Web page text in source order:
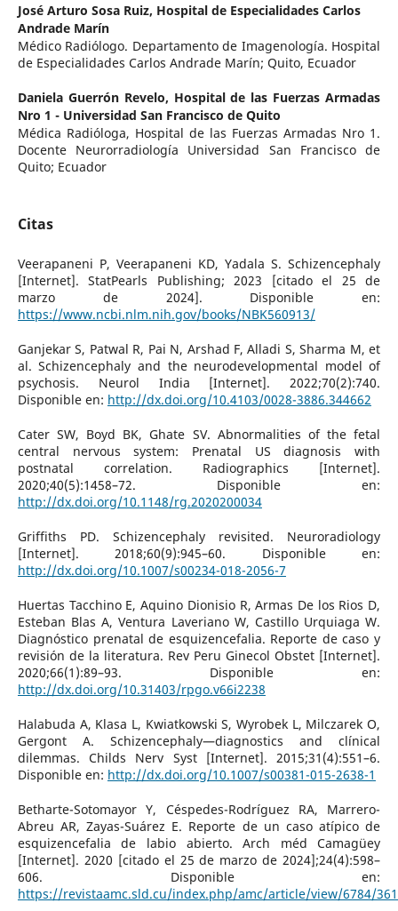
José Arturo Sosa Ruiz, Hospital de Especialidades Carlos
Andrade Marín
Médico Radiólogo. Departamento de Imagenología. Hospital
de Especialidades Carlos Andrade Marín; Quito, Ecuador
Daniela Guerrón Revelo, Hospital de las Fuerzas Armadas
Nro 1 - Universidad San Francisco de Quito
Médica Radióloga, Hospital de las Fuerzas Armadas Nro 1.
Docente Neurorradiología Universidad San Francisco de
Quito; Ecuador
Citas
Veerapaneni P, Veerapaneni KD, Yadala S. Schizencephaly
[Internet]. StatPearls Publishing; 2023 [citado el 25 de
marzo de 2024]. Disponible en:
https://www.ncbi.nlm.nih.gov/books/NBK560913/
Ganjekar S, Patwal R, Pai N, Arshad F, Alladi S, Sharma M, et
al. Schizencephaly and the neurodevelopmental model of
psychosis. Neurol India [Internet]. 2022;70(2):740.
Disponible en: http://dx.doi.org/10.4103/0028-3886.344662
Cater SW, Boyd BK, Ghate SV. Abnormalities of the fetal
central nervous system: Prenatal US diagnosis with
postnatal correlation. Radiographics [Internet].
2020;40(5):1458–72. Disponible en:
http://dx.doi.org/10.1148/rg.2020200034
Griffiths PD. Schizencephaly revisited. Neuroradiology
[Internet]. 2018;60(9):945–60. Disponible en:
http://dx.doi.org/10.1007/s00234-018-2056-7
Huertas Tacchino E, Aquino Dionisio R, Armas De los Rios D,
Esteban Blas A, Ventura Laveriano W, Castillo Urquiaga W.
Diagnóstico prenatal de esquizencefalia. Reporte de caso y
revisión de la literatura. Rev Peru Ginecol Obstet [Internet].
2020;66(1):89–93. Disponible en:
http://dx.doi.org/10.31403/rpgo.v66i2238
Halabuda A, Klasa L, Kwiatkowski S, Wyrobek L, Milczarek O,
Gergont A. Schizencephaly—diagnostics and clínical
dilemmas. Childs Nerv Syst [Internet]. 2015;31(4):551–6.
Disponible en: http://dx.doi.org/10.1007/s00381-015-2638-1
Betharte-Sotomayor Y, Céspedes-Rodríguez RA, Marrero-
Abreu AR, Zayas-Suárez E. Reporte de un caso atípico de
esquizencefalia de labio abierto. Arch méd Camagüey
[Internet]. 2020 [citado el 25 de marzo de 2024];24(4):598–
606. Disponible en:
https://revistaamc.sld.cu/index.php/amc/article/view/6784/